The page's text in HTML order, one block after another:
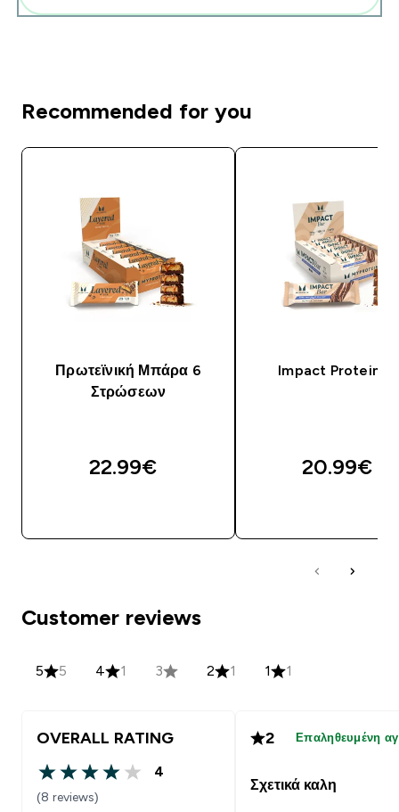
Recommended for you
Πρωτεϊνική Μπάρα 6
Στρώσεων
22.99€‎
Impact Protein
20.99€‎
Customer reviews
5 5 4 1 3 2 1 1 1
OVERALL RATING
4 out of 5 stars
4
(8 reviews)
2 Επαληθευμένη
Σχετικά καλη